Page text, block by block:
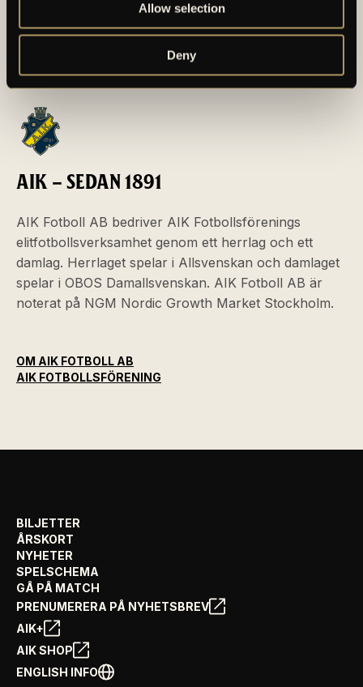
Allow selection
Deny
AIK – SEDAN 1891
AIK Fotboll AB bedriver AIK Fotbollsförenings
elitfotbollsverksamhet genom ett herrlag och ett
damlag. Herrlaget spelar i Allsvenskan och damlaget
spelar i OBOS Damallsvenskan. AIK Fotboll AB är
noterat på NGM Nordic Growth Market Stockholm.
OM AIK FOTBOLL AB
AIK FOTBOLLSFÖRENING
BILJETTER
ÅRSKORT
NYHETER
SPELSCHEMA
GÅ PÅ MATCH
PRENUMERERA PÅ NYHETSBREV
AIK+
AIK SHOP
ENGLISH INFO